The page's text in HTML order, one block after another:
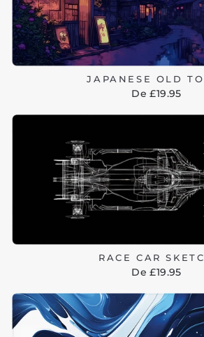
JAPANESE OLD
De £19.95
RACE CAR
De £19.95